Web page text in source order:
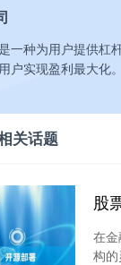
一种为用户提供杠
户实现盈利最大化。
关话题
股
在
构